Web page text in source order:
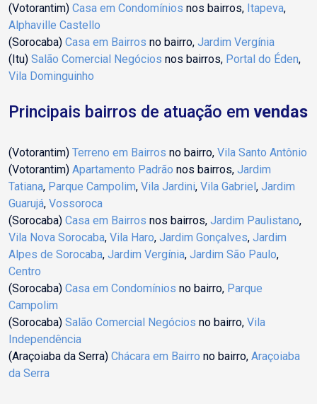
(Votorantim) Casa em Condomínios nos bairros, Itapeva,
Alphaville Castello
(Sorocaba) Casa em Bairros no bairro, Jardim Vergínia
(Itu) Salão Comercial Negócios nos bairros, Portal do Éden,
Vila Dominguinho
Principais bairros de atuação emvendas
(Votorantim) Terreno em Bairros no bairro, Vila Santo Antônio
(Votorantim) Apartamento Padrão nos bairros, Jardim
Tatiana, Parque Campolim, Vila Jardini, Vila Gabriel, Jardim
Guarujá, Vossoroca
(Sorocaba) Casa em Bairros nos bairros, Jardim Paulistano,
Vila Nova Sorocaba, Vila Haro, Jardim Gonçalves, Jardim
Alpes de Sorocaba, Jardim Vergínia, Jardim São Paulo,
Centro
(Sorocaba) Casa em Condomínios no bairro, Parque
Campolim
(Sorocaba) Salão Comercial Negócios no bairro, Vila
Independência
(Araçoiaba da Serra) Chácara em Bairro no bairro, Araçoiaba
da Serra